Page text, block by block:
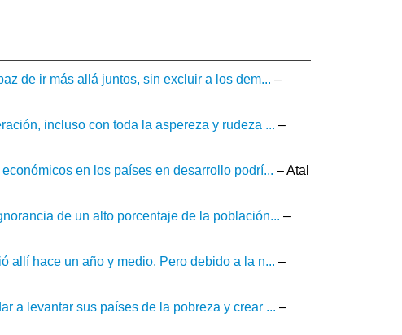
de ir más allá juntos, sin excluir a los dem... –
incluso con toda la aspereza y rudeza ... –
en los países en desarrollo podrí... – Atal
de un alto porcentaje de la población... –
allí hace un año y medio. Pero debido a la n... –
a levantar sus países de la pobreza y crear ... –